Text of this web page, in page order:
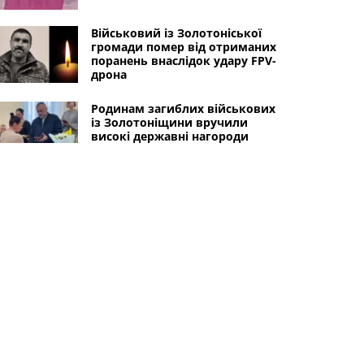
Військовий із Золотоніської
громади помер від отриманих
поранень внаслідок удару FPV-
дрона
Родинам загиблих військових
із Золотоніщини вручили
високі державні нагороди